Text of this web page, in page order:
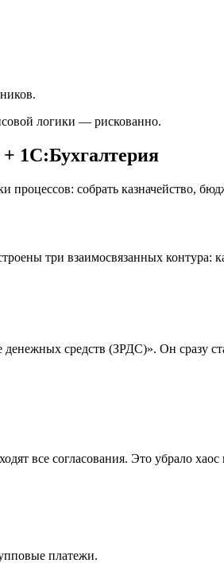
логики — рискованно.
1С:Бухгалтерия
процессов: собрать казначейство,
три взаимосвязанных контура:
средств (ЗРДС)». Он сразу
все согласования. Это убрало
платежи.